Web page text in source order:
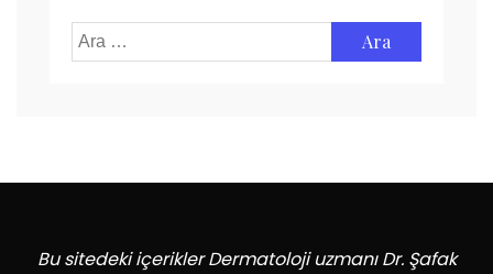
Arama:
Bu sitedeki içerikler Dermatoloji uzmanı Dr. Şafak